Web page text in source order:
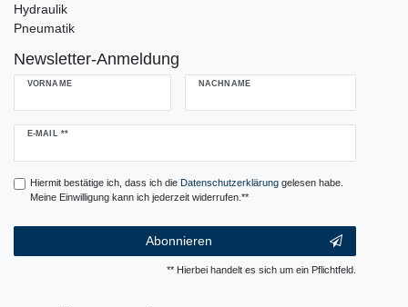
Hydraulik
Pneumatik
Newsletter-Anmeldung
VORNAME NACHNAME
E-MAIL **
Newsletter
Hiermit bestätige ich, dass ich die Daten­schutz­erklärunggelesen habe.
Meine Einwilligung kann ich jederzeit widerrufen.**
Abonnieren
** Hierbei handelt es sich um ein Pflichtfeld.